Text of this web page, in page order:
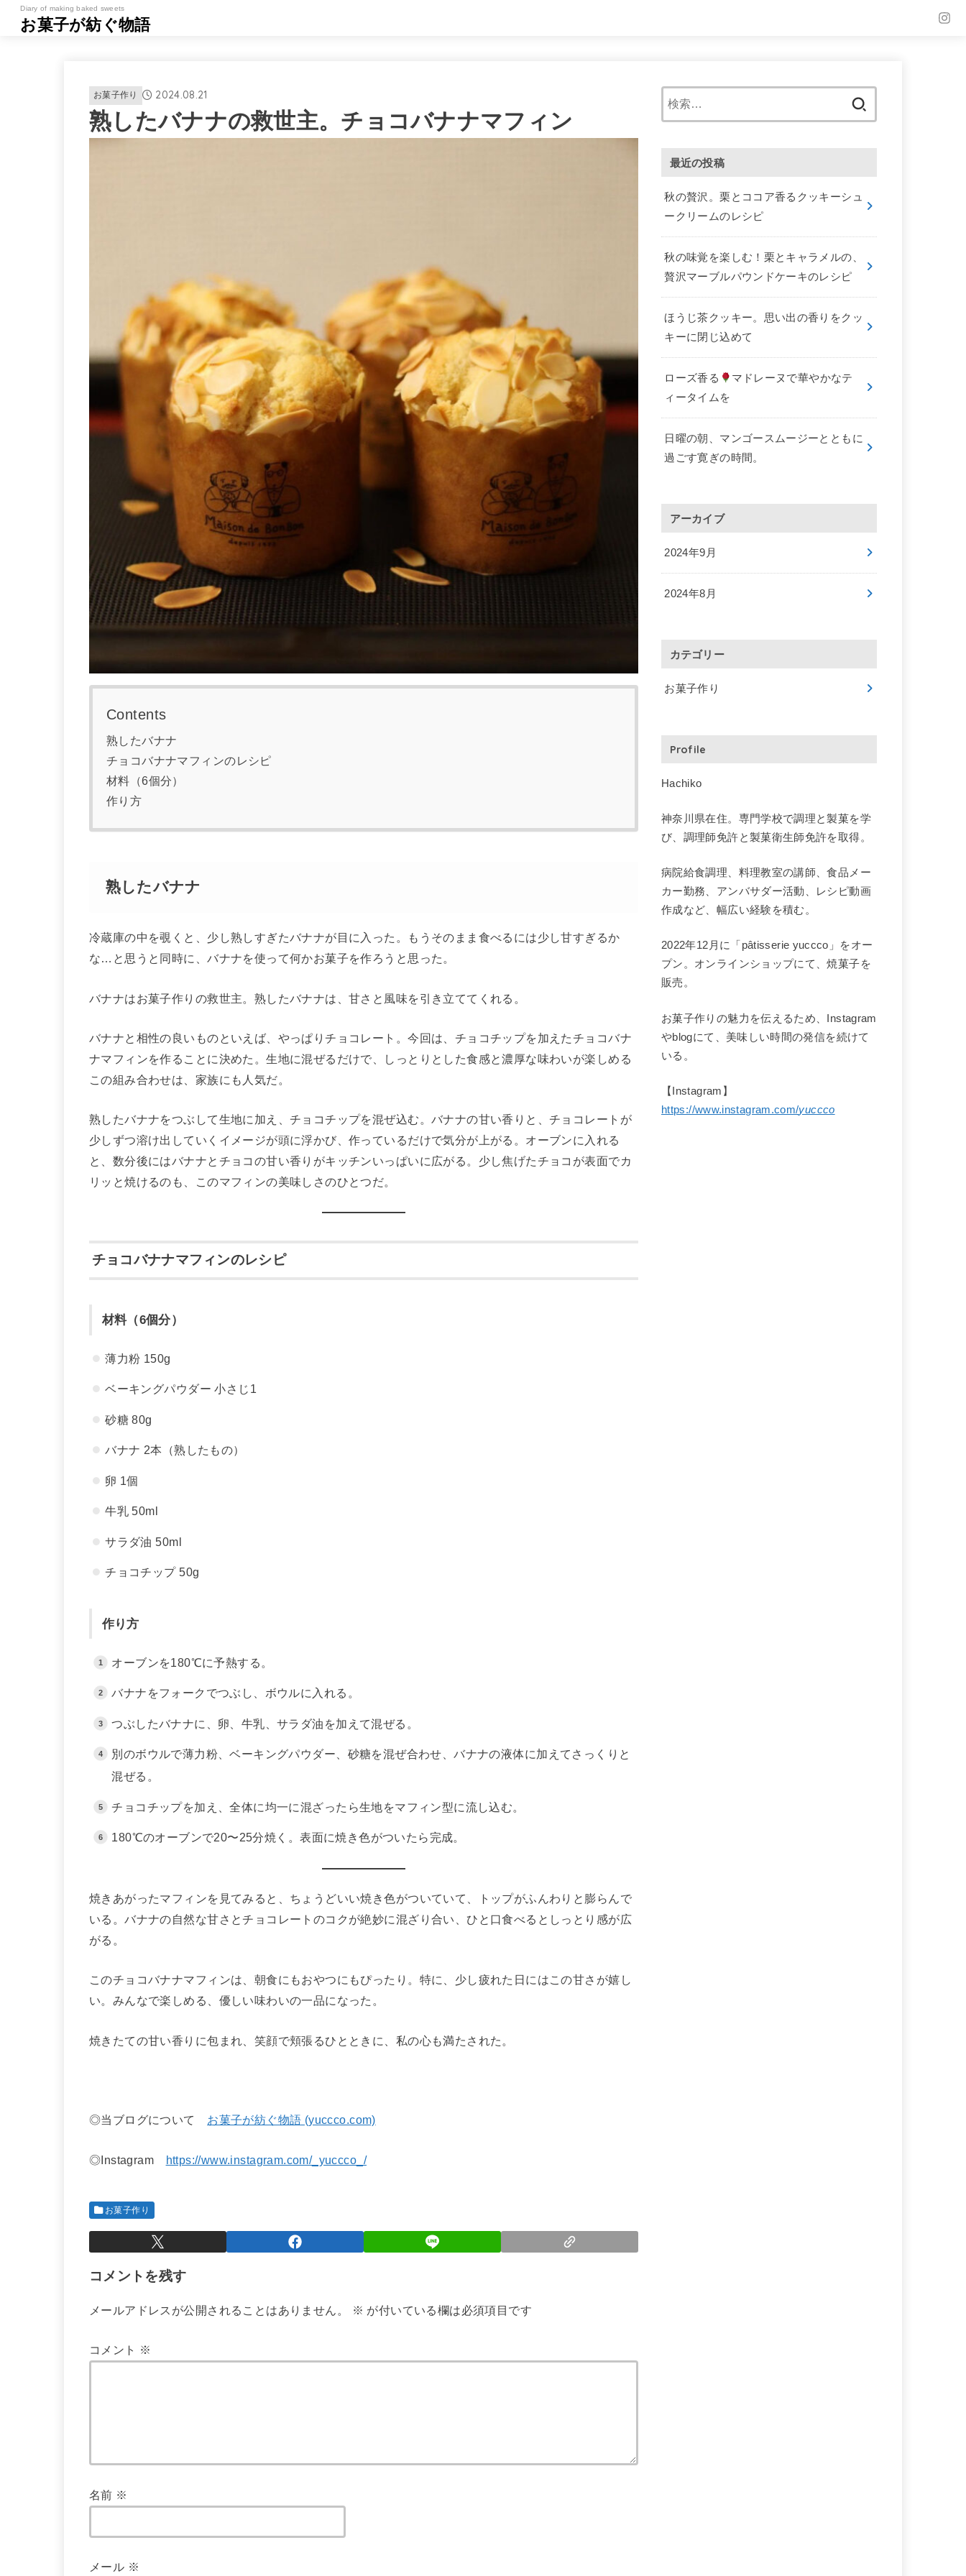
Diary of making baked sweets
お菓子が紡ぐ物語
お菓子作り 2024.08.21
熟したバナナの救世主。チョコバナナマフィン
Contents
熟したバナナ
チョコバナナマフィンのレシピ
材料（6個分）
作り方
熟したバナナ
冷蔵庫の中を覗くと、少し熟しすぎたバナナが目に入った。もうそのまま食べるには少し甘すぎるか
な…と思うと同時に、バナナを使って何かお菓子を作ろうと思った。
バナナはお菓子作りの救世主。熟したバナナは、甘さと風味を引き立ててくれる。
バナナと相性の良いものといえば、やっぱりチョコレート。今回は、チョコチップを加えたチョコバナ
ナマフィンを作ることに決めた。生地に混ぜるだけで、しっとりとした食感と濃厚な味わいが楽しめる
この組み合わせは、家族にも人気だ。
熟したバナナをつぶして生地に加え、チョコチップを混ぜ込む。バナナの甘い香りと、チョコレートが
少しずつ溶け出していくイメージが頭に浮かび、作っているだけで気分が上がる。オーブンに入れる
と、数分後にはバナナとチョコの甘い香りがキッチンいっぱいに広がる。少し焦げたチョコが表面でカ
リッと焼けるのも、このマフィンの美味しさのひとつだ。
チョコバナナマフィンのレシピ
材料（6個分）
薄力粉 150g
ベーキングパウダー 小さじ1
砂糖 80g
バナナ 2本（熟したもの）
卵 1個
牛乳 50ml
サラダ油 50ml
チョコチップ 50g
作り方
オーブンを180℃に予熱する。
バナナをフォークでつぶし、ボウルに入れる。
つぶしたバナナに、卵、牛乳、サラダ油を加えて混ぜる。
別のボウルで薄力粉、ベーキングパウダー、砂糖を混ぜ合わせ、バナナの液体に加えてさっくりと
混ぜる。
チョコチップを加え、全体に均一に混ざったら生地をマフィン型に流し込む。
180℃のオーブンで20〜25分焼く。表面に焼き色がついたら完成。
焼きあがったマフィンを見てみると、ちょうどいい焼き色がついていて、トップがふんわりと膨らんで
いる。バナナの自然な甘さとチョコレートのコクが絶妙に混ざり合い、ひと口食べるとしっとり感が広
がる。
このチョコバナナマフィンは、朝食にもおやつにもぴったり。特に、少し疲れた日にはこの甘さが嬉し
い。みんなで楽しめる、優しい味わいの一品になった。
焼きたての甘い香りに包まれ、笑顔で頬張るひとときに、私の心も満たされた。
◎当ブログについて お菓子が紡ぐ物語 (yuccco.com)
◎Instagram https://www.instagram.com/_yuccco_/
お菓子作り
コメントを残す
メールアドレスが公開されることはありません。 ※ が付いている欄は必須項目です
コメント ※
名前 ※
メール ※
最近の投稿
秋の贅沢。栗とココア香るクッキーシュ
ークリームのレシピ
秋の味覚を楽しむ！栗とキャラメルの、
贅沢マーブルパウンドケーキのレシピ
ほうじ茶クッキー。思い出の香りをクッ
キーに閉じ込めて
ローズ香る
マドレーヌで華やかなテ
ィータイムを
日曜の朝、マンゴースムージーとともに
過ごす寛ぎの時間。
アーカイブ
2024年9月
2024年8月
カテゴリー
お菓子作り
Profile
Hachiko
神奈川県在住。専門学校で調理と製菓を学
び、調理師免許と製菓衛生師免許を取得。
病院給食調理、料理教室の講師、食品メー
カー勤務、アンバサダー活動、レシピ動画
作成など、幅広い経験を積む。
2022年12月に「pâtisserie yuccco」をオー
プン。オンラインショップにて、焼菓子を
販売。
お菓子作りの魅力を伝えるため、Instagram
やblogにて、美味しい時間の発信を続けて
いる。
【Instagram】
https://www.instagram.com/yuccco